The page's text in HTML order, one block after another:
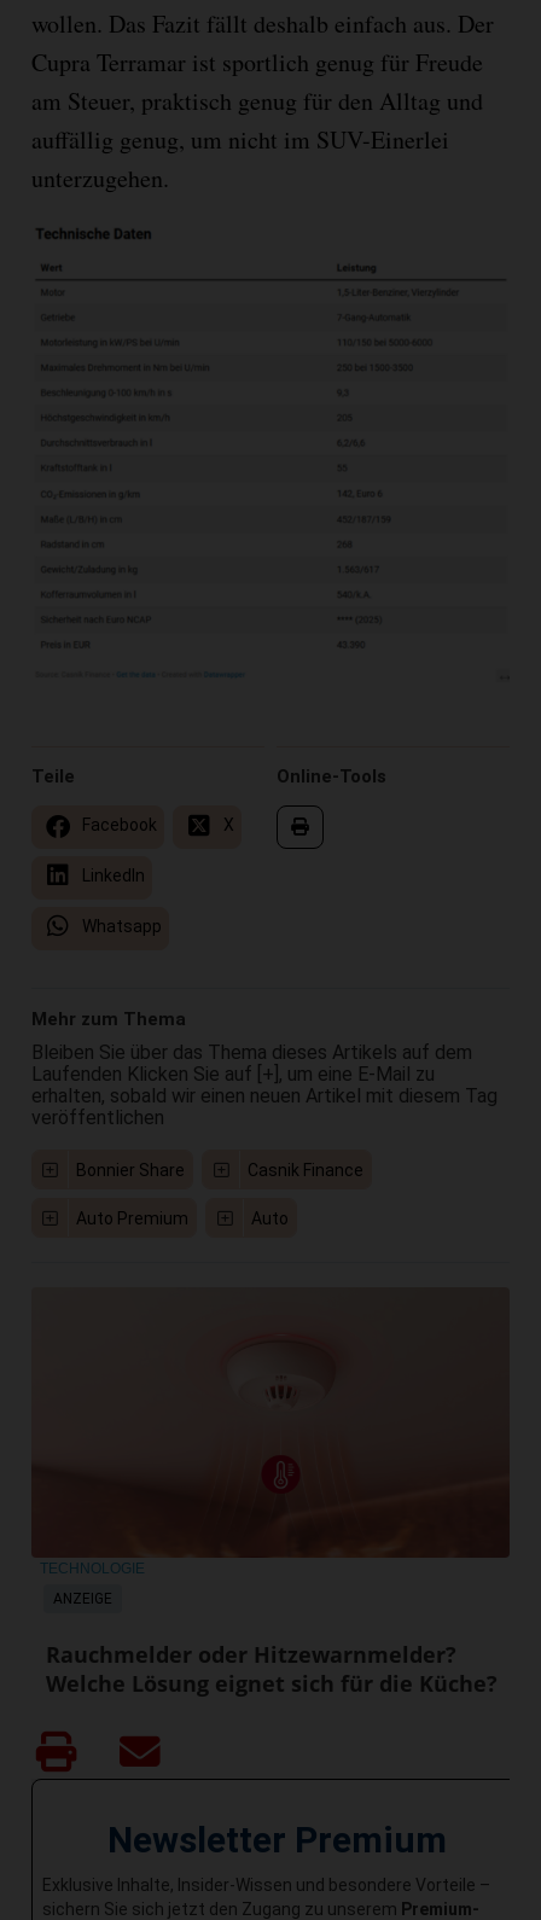
wollen. Das Fazit fällt deshalb einfach aus. Der
Cupra Terramar ist sportlich genug für Freude
am Steuer, praktisch genug für den Alltag und
auffällig genug, um nicht im SUV-Einerlei
unterzugehen.
Online-Tools
Teile
Facebook X
LinkedIn
Whatsapp
Mehr zum Thema
Bleiben Sie über das Thema dieses Artikels auf dem
Laufenden Klicken Sie auf [+], um eine E-Mail zu
erhalten, sobald wir einen neuen Artikel mit diesem Tag
veröffentlichen
Bonnier Share Casnik Finance
Auto Premium Auto
ANZEIGE
TECHNOLOGIE
Rauchmelder oder Hitzewarnmelder?
Welche Lösung eignet sich für die Küche?
Newsletter Premium
Exklusive Inhalte, Insider-Wissen und besondere Vorteile –
sichern Sie sich jetzt den Zugang zu unserem Premium-